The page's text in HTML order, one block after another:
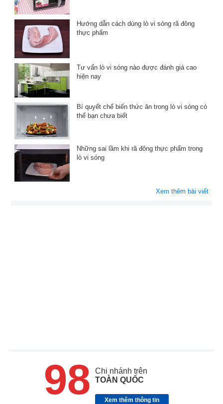
Hướng dẫn cách dùng lò vi sóng rã đông
thực phẩm
Tư vấn lò vi sóng nào được đánh giá cao
hiện nay
Bí quyết chế biến thức ăn trong lò vi sóng có
thể bạn chưa biết
Những sai lầm khi rã đông thực phẩm trong
lò vi sóng
Xem thêm bài viết
98
Chi nhánh trên
TOÀN QUỐC
Xem thêm thông tin